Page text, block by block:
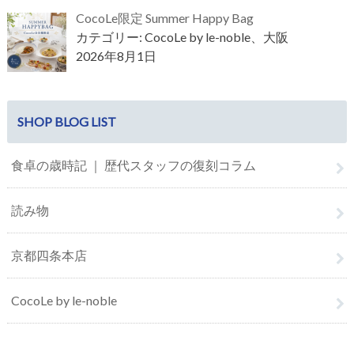
CocoLe限定 Summer Happy Bag
カテゴリー: CocoLe by le-noble、大阪
2026年8月1日
SHOP BLOG LIST
食卓の歳時記 ｜ 歴代スタッフの復刻コラム
読み物
京都四条本店
CocoLe by le-noble